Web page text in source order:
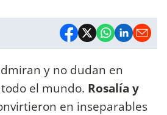
y no dudan en
el mundo. Rosalía y
en inseparables